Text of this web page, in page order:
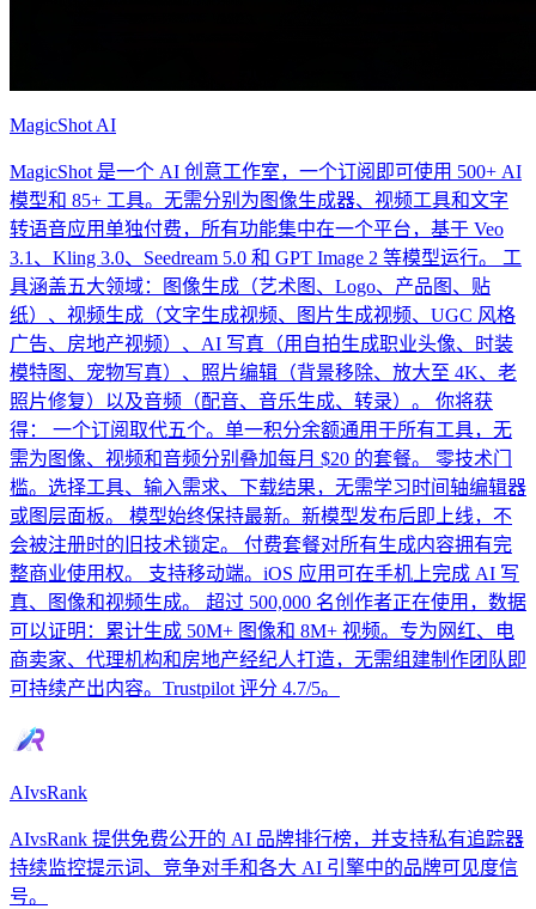
MagicShot AI
MagicShot 是一个 AI 创意工作室，一个订阅即可使用 500+ AI
模型和 85+ 工具。无需分别为图像生成器、视频工具和文字
转语音应用单独付费，所有功能集中在一个平台，基于 Veo
3.1、Kling 3.0、Seedream 5.0 和 GPT Image 2 等模型运行。 工
具涵盖五大领域：图像生成（艺术图、Logo、产品图、贴
纸）、视频生成（文字生成视频、图片生成视频、UGC 风格
广告、房地产视频）、AI 写真（用自拍生成职业头像、时装
模特图、宠物写真）、照片编辑（背景移除、放大至 4K、老
照片修复）以及音频（配音、音乐生成、转录）。 你将获
得： 一个订阅取代五个。单一积分余额通用于所有工具，无
需为图像、视频和音频分别叠加每月 $20 的套餐。 零技术门
槛。选择工具、输入需求、下载结果，无需学习时间轴编辑器
或图层面板。 模型始终保持最新。新模型发布后即上线，不
会被注册时的旧技术锁定。 付费套餐对所有生成内容拥有完
整商业使用权。 支持移动端。iOS 应用可在手机上完成 AI 写
真、图像和视频生成。 超过 500,000 名创作者正在使用，数据
可以证明：累计生成 50M+ 图像和 8M+ 视频。专为网红、电
商卖家、代理机构和房地产经纪人打造，无需组建制作团队即
可持续产出内容。Trustpilot 评分 4.7/5。
AIvsRank
AIvsRank 提供免费公开的 AI 品牌排行榜，并支持私有追踪器
持续监控提示词、竞争对手和各大 AI 引擎中的品牌可见度信
号。